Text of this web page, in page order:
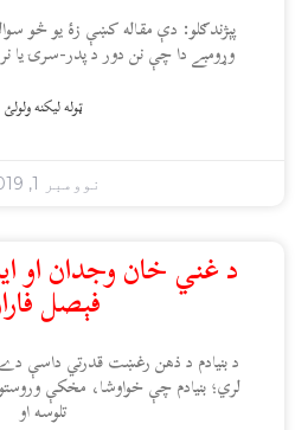
پېژندګلو: دې مقاله کښې زۀ يو څو
وړومبے دا چې نن دور د پدر-سرۍ يا
ټوله ليکنه ولولئ
نوومبر 1, 2019
د غني خان وجدان او
فېصل
د بنيادم د ذهن رغښت قدرتي داسې
لري؛ بنيادم چې خواوشا، مخکې
تلوسه او